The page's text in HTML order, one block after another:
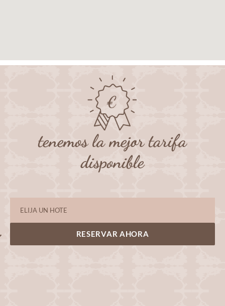
tenemos la mejor tarifa
disponible
RESERVAR AHORA